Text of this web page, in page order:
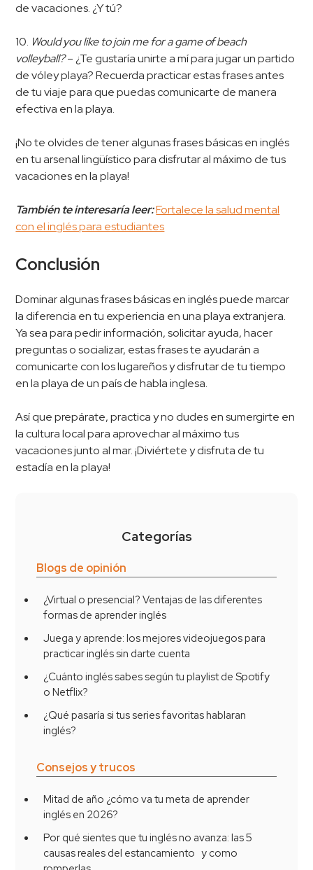
de vacaciones. ¿Y tú?
10. Would you like to join me for a game of beach
volleyball?– ¿Te gustaría unirte a mí para jugar un partido
de vóley playa? Recuerda practicar estas frases antes
de tu viaje para que puedas comunicarte de manera
efectiva en la playa.
¡No te olvides de tener algunas frases básicas en inglés
en tu arsenal lingüístico para disfrutar al máximo de tus
vacaciones en la playa!
También te interesaría leer:Fortalece la salud mental
con el inglés para estudiantes
Conclusión
Dominar algunas frases básicas en inglés puede marcar
la diferencia en tu experiencia en una playa extranjera.
Ya sea para pedir información, solicitar ayuda, hacer
preguntas o socializar, estas frases te ayudarán a
comunicarte con los lugareños y disfrutar de tu tiempo
en la playa de un país de habla inglesa.
Así que prepárate, practica y no dudes en sumergirte en
la cultura local para aprovechar al máximo tus
vacaciones junto al mar. ¡Diviértete y disfruta de tu
estadía en la playa!
Categorías
Blogs de opinión
¿Virtual o presencial? Ventajas de las diferentes
formas de aprender inglés
Juega y aprende: los mejores videojuegos para
practicar inglés sin darte cuenta
¿Cuánto inglés sabes según tu playlist de Spotify
o Netflix?
¿Qué pasaría si tus series favoritas hablaran
inglés?
Consejos y trucos
Mitad de año ¿cómo va tu meta de aprender
inglés en 2026?
Por qué sientes que tu inglés no avanza: las 5
causas reales del estancamiento y como